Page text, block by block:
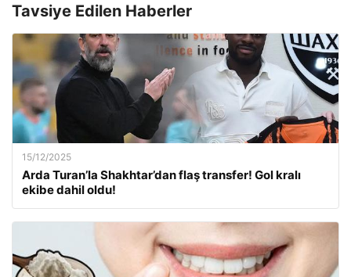
Tavsiye Edilen Haberler
15/12/2025
Arda Turan’la Shakhtar’dan flaş transfer! Gol kralı
ekibe dahil oldu!